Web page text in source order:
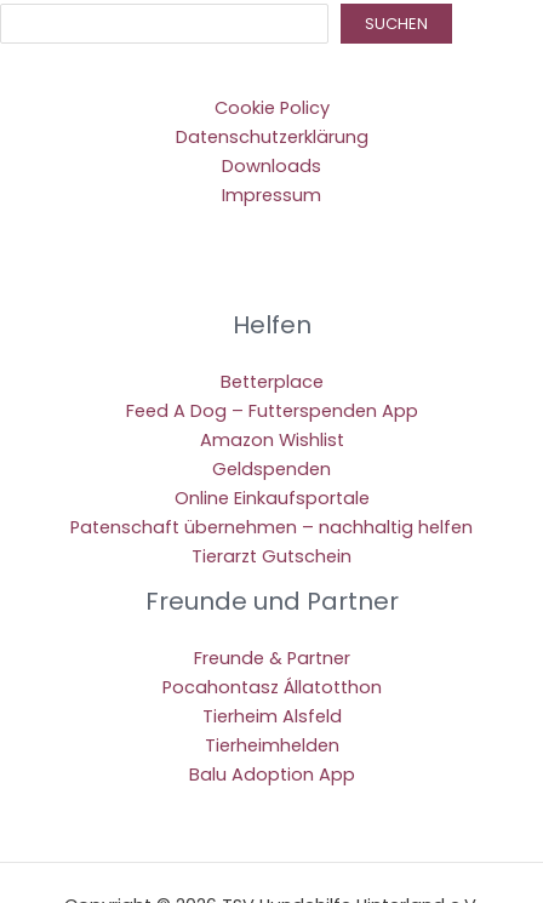
SUCHEN
Cookie Policy
Datenschutzerklärung
Downloads
Impressum
Helfen
Betterplace
Feed A Dog – Futterspenden App
Amazon Wishlist
Geldspenden
Online Einkaufsportale
Patenschaft übernehmen – nachhaltig helfen
Tierarzt Gutschein
Freunde und Partner
Freunde & Partner
Pocahontasz Állatotthon
Tierheim Alsfeld
Tierheimhelden
Balu Adoption App